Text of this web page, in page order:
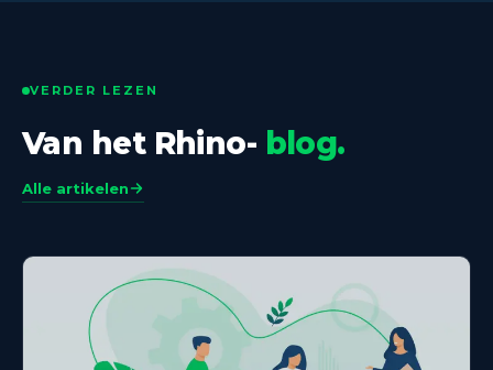
VERDER LEZEN
Van het Rhino- blog.
Alle artikelen